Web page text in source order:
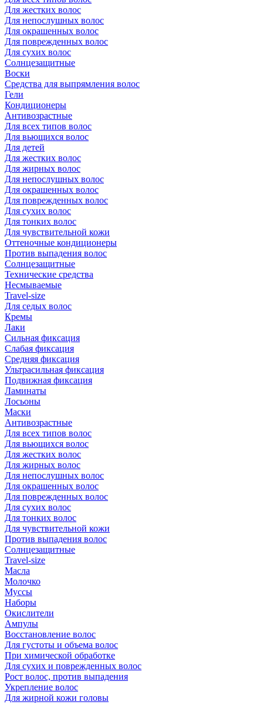
Для жестких волос
Для непослушных волос
Для окрашенных волос
Для поврежденных волос
Для сухих волос
Солнцезащитные
Воски
Средства для выпрямления волос
Гели
Кондиционеры
Антивозрастные
Для всех типов волос
Для вьющихся волос
Для детей
Для жестких волос
Для жирных волос
Для непослушных волос
Для окрашенных волос
Для поврежденных волос
Для сухих волос
Для тонких волос
Для чувствительной кожи
Оттеночные кондиционеры
Против выпадения волос
Солнцезащитные
Технические средства
Несмываемые
Travel-size
Для седых волос
Кремы
Лаки
Сильная фиксация
Слабая фиксация
Средняя фиксация
Ультрасильная фиксация
Подвижная фиксация
Ламинаты
Лосьоны
Маски
Антивозрастные
Для всех типов волос
Для вьющихся волос
Для жестких волос
Для жирных волос
Для непослушных волос
Для окрашенных волос
Для поврежденных волос
Для сухих волос
Для тонких волос
Для чувствительной кожи
Против выпадения волос
Солнцезащитные
Travel-size
Масла
Молочко
Муссы
Наборы
Окислители
Ампулы
Восстановление волос
Для густоты и объема волос
При химической обработке
Для сухих и поврежденных волос
Рост волос, против выпадения
Укрепление волос
Для жирной кожи головы